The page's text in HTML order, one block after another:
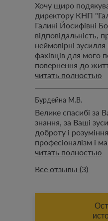
Хочу щиро
директору КНП
Галині Йосифівні
відповідальність,
неймовірні зусилля
фахівців для мого
повернення до
читать полностью
Бурдейна М.В.
Велике спасибі за
знання, за Ваші
доброту і
професіоналізм і
читать полностью
Все отзывы (3)
ИМЯ (АВТОРА